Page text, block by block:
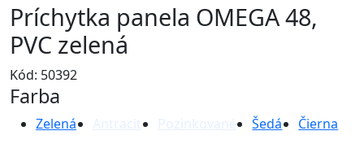
Príchytka panela OMEGA 48,
PVC zelená
Kód: 50392
Farba
Zelená Antracit Pozinkované Šedá Čierna